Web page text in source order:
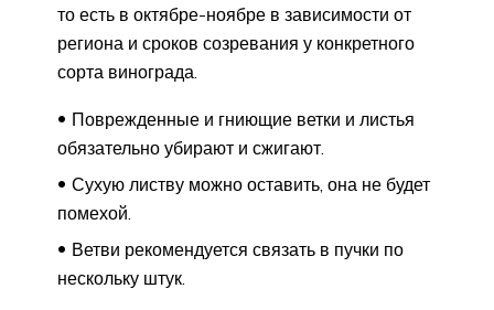
то есть в октябре-ноябре в зависимости от
региона и сроков созревания у конкретного
сорта винограда.
Поврежденные и гниющие ветки и листья
обязательно убирают и сжигают.
Сухую листву можно оставить, она не будет
помехой.
Ветви рекомендуется связать в пучки по
нескольку штук.